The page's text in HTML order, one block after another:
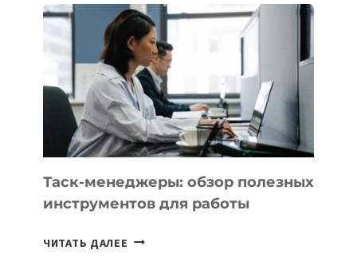
БИЗНЕСА:
КАКИЕ
3
ЗАДАЧИ
ЕМУ
МОЖНО
ПОРУЧИТЬ
УЖЕ
Таск-менеджеры: обзор полезных
инструментов для работы
ЧИТАТЬ ДАЛЕЕ ТАСК-